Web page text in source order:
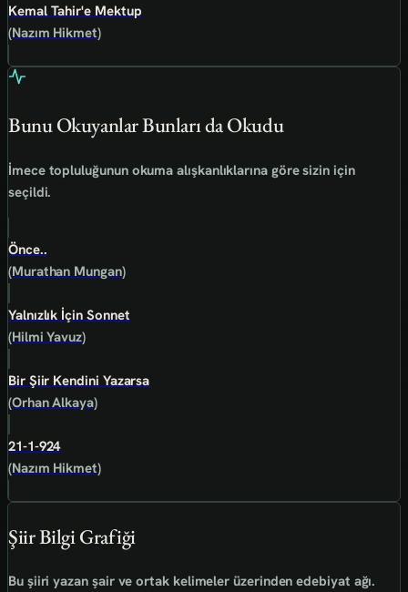
Kemal Tahir'e Mektup
(Nazım Hikmet)
Bunu Okuyanlar Bunları da Okudu
İmece topluluğunun okuma alışkanlıklarına göre sizin için
seçildi.
Önce..
(Murathan Mungan)
Yalnızlık İçin Sonnet
(Hilmi Yavuz)
Bir Şiir Kendini Yazarsa
(Orhan Alkaya)
21-1-924
(Nazım Hikmet)
Şiir Bilgi Grafiği
Bu şiiri yazan şair ve ortak kelimeler üzerinden edebiyat ağı.